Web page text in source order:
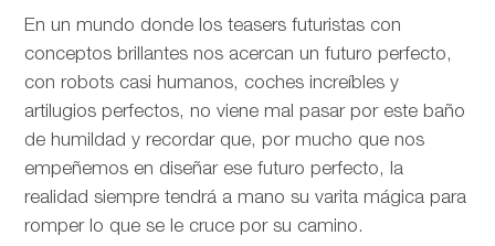
En un mundo donde los teasers futuristas con
conceptos brillantes nos acercan un futuro perfecto,
con robots casi humanos, coches increíbles y
artilugios perfectos, no viene mal pasar por este baño
de humildad y recordar que, por mucho que nos
empeñemos en diseñar ese futuro perfecto, la
realidad siempre tendrá a mano su varita mágica para
romper lo que se le cruce por su camino.